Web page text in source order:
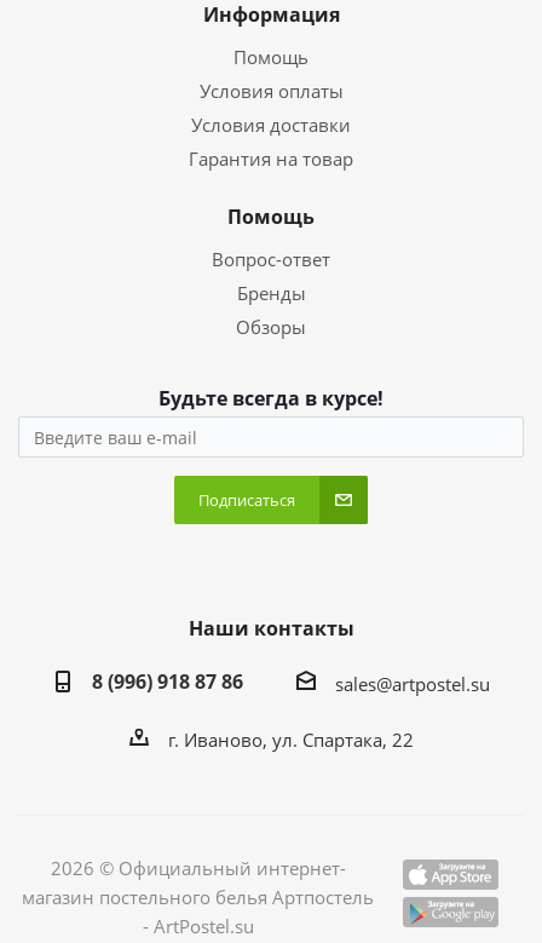
Информация
Помощь
Условия оплаты
Условия доставки
Гарантия на товар
Помощь
Вопрос-ответ
Бренды
Обзоры
Будьте всегда в курсе!
Подписаться
Наши контакты
8 (996) 918 87 86
sales@artpostel.su
г. Иваново, ул. Спартака, 22
2026 © Официальный интернет-
магазин постельного белья Артпостель
- ArtPostel.su